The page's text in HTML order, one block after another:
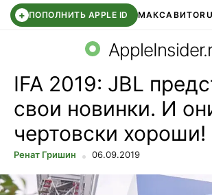
+ ПОПОЛНИТЬ APPLE ID МАКСАВИТО
СБЕР КИДС ВТБ ОНЛАЙН ЧАТ В
IFA 2019: JBL
свои новинки. И
чертовски хороши!
Ренат Гришин 06.09.2019